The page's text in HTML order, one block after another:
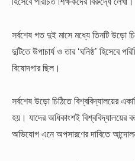
সর্বশেষ গত দুই মাসে মধ্যে তিনটি উড়ো
দুটিতে উপাচার্য ও তার ‘ঘনিষ্ঠ’ হিসেবে
বিষোদগার ছিল।
সর্বশেষ উড়ো চিঠিতে বিশ্ববিদ্যালয়ের
হয়। যাদের অধিকাংশই বিশ্ববিদ্যালয়ের
অভিযোগ এনে অপসারণের দাবিতে